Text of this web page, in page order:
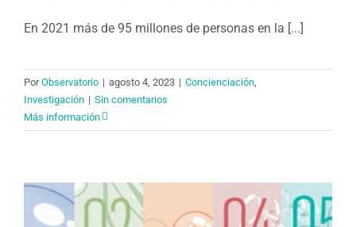
En 2021 más de 95 millones de personas en la [...]
PorObservatorio | agosto 4, 2023 | Concienciación
Investigación | Sin comentarios
Más información